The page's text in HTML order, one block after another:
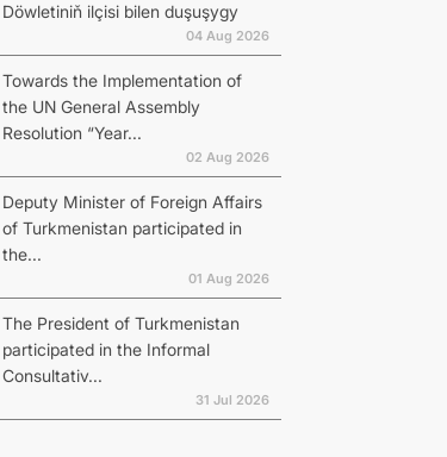
Döwletiniň ilçisi bilen duşuşygy
04 Aug 2026
Towards the Implementation of
the UN General Assembly
Resolution “Year...
02 Aug 2026
Deputy Minister of Foreign Affairs
of Turkmenistan participated in
the...
01 Aug 2026
The President of Turkmenistan
participated in the Informal
Consultativ...
31 Jul 2026